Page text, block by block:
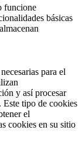
funcione
básicas
para el
y así procesar
Este tipo de cookies
el
cookies en su sitio